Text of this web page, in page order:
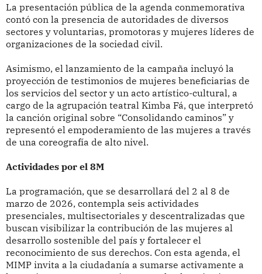
La presentación pública de la agenda conmemorativa
contó con la presencia de autoridades de diversos
sectores y voluntarias, promotoras y mujeres líderes de
organizaciones de la sociedad civil.
Asimismo, el lanzamiento de la campaña incluyó la
proyección de testimonios de mujeres beneficiarias de
los servicios del sector y un acto artístico-cultural, a
cargo de la agrupación teatral Kimba Fá, que interpretó
la canción original sobre “Consolidando caminos” y
representó el empoderamiento de las mujeres a través
de una coreografía de alto nivel.
Actividades por el 8M
La programación, que se desarrollará del 2 al 8 de
marzo de 2026, contempla seis actividades
presenciales, multisectoriales y descentralizadas que
buscan visibilizar la contribución de las mujeres al
desarrollo sostenible del país y fortalecer el
reconocimiento de sus derechos. Con esta agenda, el
MIMP invita a la ciudadanía a sumarse activamente a